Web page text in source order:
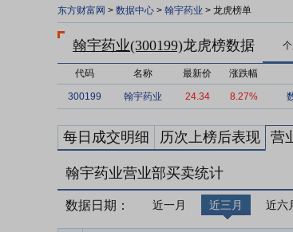
东方财富网 > 数据中心 > 翰宇药业 > 龙虎榜单
翰宇药业(300199)龙虎榜数据
代码 名称 最新价 涨跌幅
300199 翰宇药业 24.34 8.27%
每日成交明细 历次上榜后表现 营
翰宇药业营业部买卖统计
数据日期： 近一月 近三月 近六